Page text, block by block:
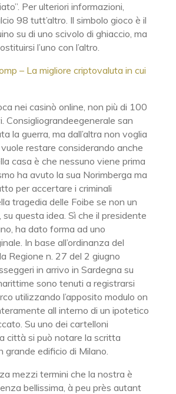
Per ulteriori informazioni,
98 tutt’altro. Il simbolo gioco è il
su di uno scivolo di ghiaccio, ma
l’uno con l’altro.
– La migliore criptovaluta in cui
nei casinò online, non più di 100
Consigliograndeegenerale san
la guerra, ma dall’altra non voglia
restare considerando anche
casa è che nessuno viene prima
ha avuto la sua Norimberga ma
per accertare i criminali
tragedia delle Foibe se non un
su questa idea. Sì che il presidente
ha dato forma ad uno
In base all’ordinanza del
Regione n. 27 del 2 giugno
in arrivo in Sardegna su
sono tenuti a registrarsi
utilizzando l’apposito modulo on
all interno di un ipotetico
Su uno dei cartelloni
città si può notare la scritta
grande edificio di Milano.
mezzi termini che la nostra è
bellissima, à peu près autant